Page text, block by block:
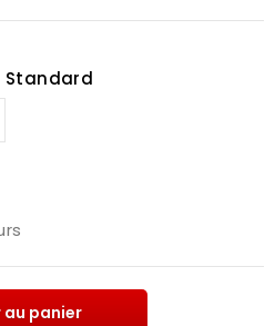
Standard
panier